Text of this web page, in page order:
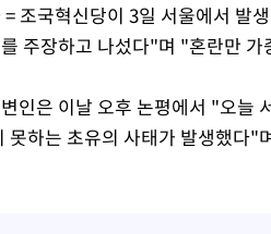
쑥대밭' 된 축구협회
태유 서울대 공대 교수…이병태
조국혁신당이 3일 서울에서 발
주장하고 나섰다"며 "혼란만
인은 이날 오후 논평에서 "오늘
못하는 초유의 사태가 발생했다"